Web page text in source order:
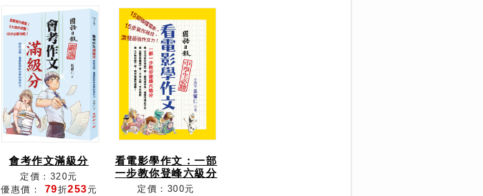
會考作文滿級分
定價：320元
優惠價： 79折253 元
看電影學作文：一部
一步教你登峰六級分
定價：300元